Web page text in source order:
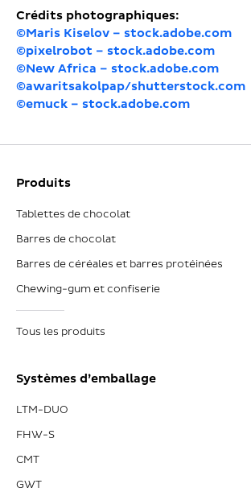
Crédits photographiques:
©Maris Kiselov – stock.adobe.com
©pixelrobot – stock.adobe.com
©New Africa – stock.adobe.com
©awaritsakolpap/shutterstock.com
©emuck – stock.adobe.com
Produits
Tablettes de chocolat
Barres de chocolat
Barres de céréales et barres protéinées
Chewing-gum et confiserie
Tous les produits
Systèmes d’emballage
LTM-DUO
FHW-S
CMT
GWT